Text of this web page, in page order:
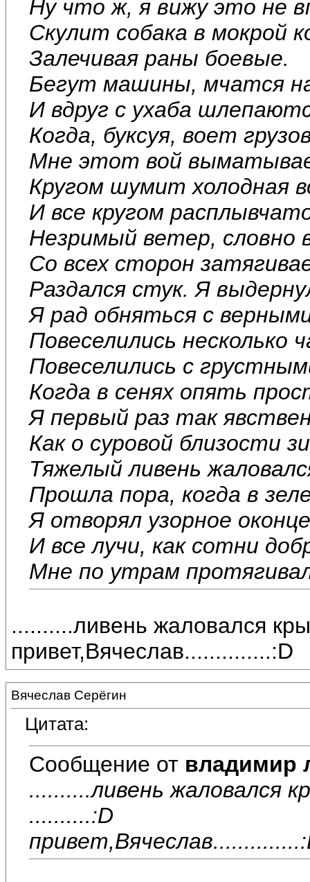
Ну что ж, я вижу это не
Скулит собака в мокрой
Залечивая раны боевые.
Бегут машины, мчатся
И вдруг с ухаба
Когда, буксуя, воет
Мне этот вой
Кругом шумит холодная
И все кругом
Незримый ветер, словно
Со всех сторон
Раздался стук. Я
Я рад обняться с
Повеселились несколько
Повеселились с
Когда в сенях опять
Я первый раз так
Как о суровой близости
Тяжелый ливень
Прошла пора, когда в
Я отворял узорное
И все лучи, как сотни
Мне по утрам
..........ливень жаловался
привет,Вячеслав..............:D
Вячеслав Серёгин
Цитата:
Сообщение от владимир
..........ливень жаловался
..........:D